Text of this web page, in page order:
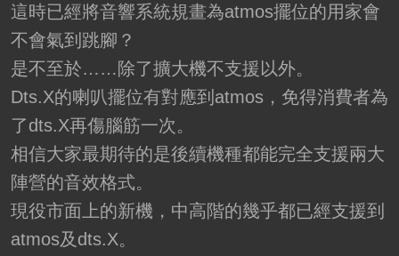
這時已經將音響系統規畫為atmos擺位的用家會
不會氣到跳腳？
是不至於……除了擴大機不支援以外。
Dts.X的喇叭擺位有對應到atmos，免得消費者為
了dts.X再傷腦筋一次。
相信大家最期待的是後續機種都能完全支援兩大
陣營的音效格式。
現役市面上的新機，中高階的幾乎都已經支援到
atmos及dts.X。